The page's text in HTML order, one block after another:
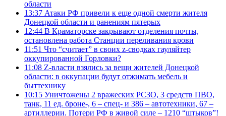
области
13:37 Атаки РФ привели к еще одной смерти жителя
Донецкой области и ранениям пятерых
12:44 В Краматорске закрывают отделения почты,
остановлена работа Станции переливания крови
11:51 Что “считает” в своих z-сводках гауляйтер
оккупированной Горловки?
11:08 Z-власти взялись за вещи жителей Донецкой
области: в оккупации будут отжимать мебель и
быттехнику
10:15 Уничтожены 2 вражеских РСЗО, 3 средств ПВО,
танк, 11 ед. броне-, 6 – спец- и 386 – автотехники, 67 –
артиллерии. Потери РФ в живой силе – 1210 “штыков”!